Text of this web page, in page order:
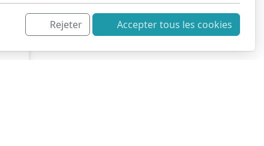
Rejeter Accepter tous les cookies